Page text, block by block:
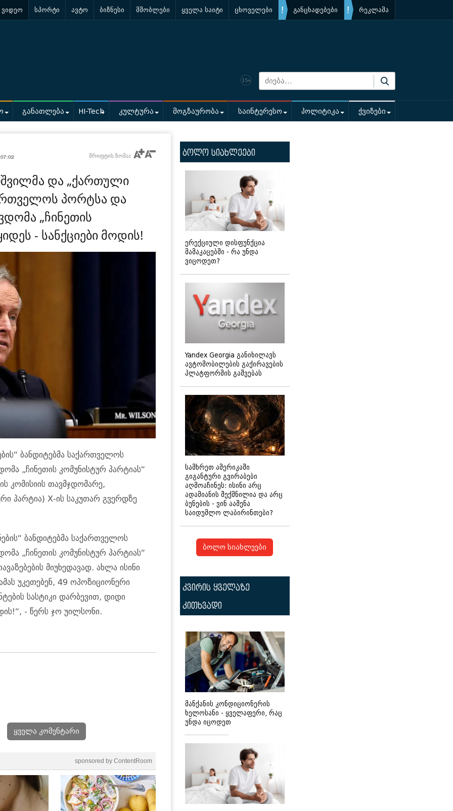
ვიდეო სპორტი ავტო ბიზნესი მშობლები ყველა საიტი ცხოველები განცხადებები რეკლამა
განათლება HI-Tech კულტურა მოგზაურობა საინტერესო პოლიტიკა ქვიზები
07:02 შრიფტის ზომა:
და „ქართული
პორტსა და
„ჩინეთის
- სანქციები მოდის!
ბანდიტებმა საქართველოს
„ჩინეთის კომუნისტურ პარტიას“
კომისიის თავმჯდომარე,
პარტია) X-ის საკუთარ გვერდზე
ბანდიტებმა საქართველოს
„ჩინეთის კომუნისტურ პარტიას“
მიუხედავად. ახლა ისინი
უკეთებენ, 49 ოპოზიციონერი
სასტიკი დარბევით, დიდი
- წერს ჯო უილსონი.
ყველა კომენტარი
sponsored by ContentRoom
ბოლო სიახლეები
ერექციული დისფუნქცია
მამაკაცებში - რა უნდა
ვიცოდეთ?
Yandex Georgia განიხილავს
ავტომობილების გაქირავების
პლატფორმის გაშვებას
სამხრეთ ამერიკაში
გიგანტური გვირაბები
აღმოაჩინეს: ისინი არც
ადამიანის შექმნილია და არც
ბუნების - ვინ ააშენა
საიდუმლო ლაბირინთები?
ბოლო სიახლეები
კვირის ყველაზე
კითხვადი
მანქანის კონდიციონერის
ხელოსანი - ყველაფერი, რაც
უნდა იცოდეთ